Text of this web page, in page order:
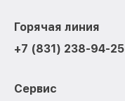
Горячая линия
+7 (831) 238-94-25
Сервис